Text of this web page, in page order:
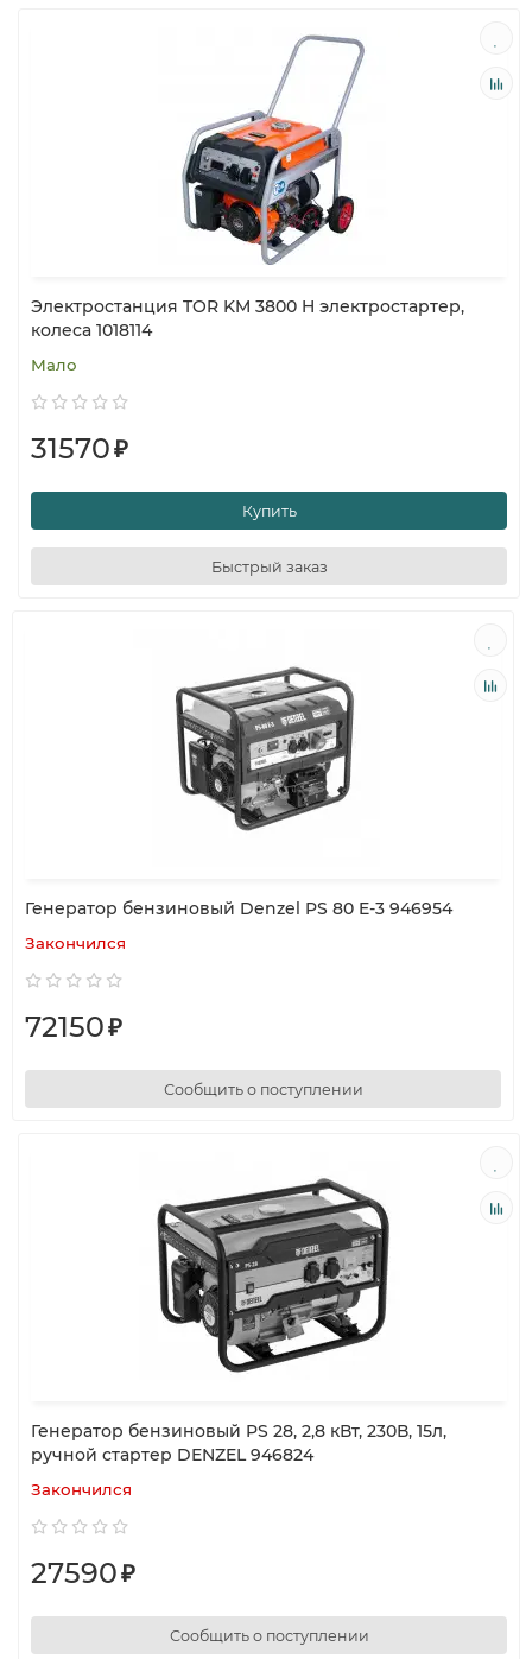
Электростанция TOR KM 3800 H электростартер,
колеса 1018114
Мало
31570₽
Купить
Быстрый заказ
Генератор бензиновый Denzel PS 80 E-3 946954
Закончился
72150₽
Сообщить о поступлении
Генератор бензиновый PS 28, 2,8 кВт, 230В, 15л,
ручной стартер DENZEL 946824
Закончился
27590₽
Сообщить о поступлении